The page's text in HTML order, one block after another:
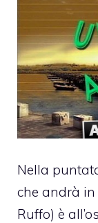
Nella
che andrà
Ruffo) è